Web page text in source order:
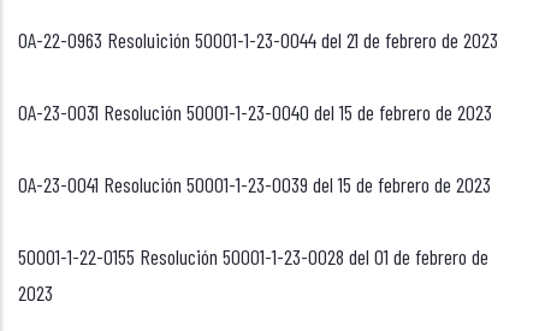
OA-22-0963 Resoluición 50001-1-23-0044 del 21 de febrero de 2023
OA-23-0031 Resolución 50001-1-23-0040 del 15 de febrero de 2023
OA-23-0041 Resolución 50001-1-23-0039 del 15 de febrero de 2023
50001-1-22-0155 Resolución 50001-1-23-0028 del 01 de febrero de
2023